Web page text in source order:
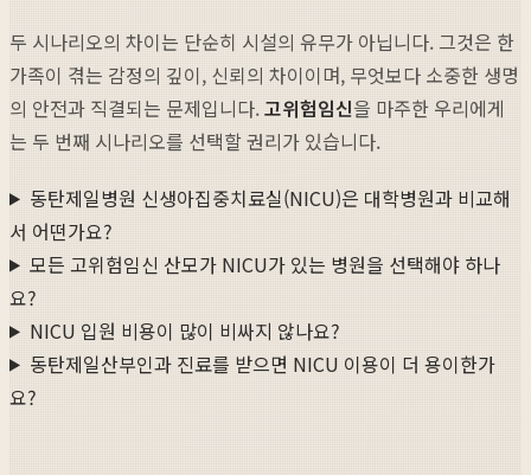
두 시나리오의 차이는 단순히 시설의 유무가 아닙니다. 그것은 한
가족이 겪는 감정의 깊이, 신뢰의 차이이며, 무엇보다 소중한 생명
의 안전과 직결되는 문제입니다.고위험임신을 마주한 우리에게
는 두 번째 시나리오를 선택할 권리가 있습니다.
동탄제일병원 신생아집중치료실(NICU)은 대학병원과 비교해
서 어떤가요?
모든 고위험임신 산모가 NICU가 있는 병원을 선택해야 하나
요?
NICU 입원 비용이 많이 비싸지 않나요?
동탄제일산부인과 진료를 받으면 NICU 이용이 더 용이한가
요?